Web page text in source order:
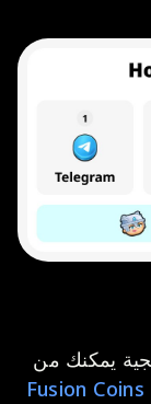
يمكنك من
Fusion Coins